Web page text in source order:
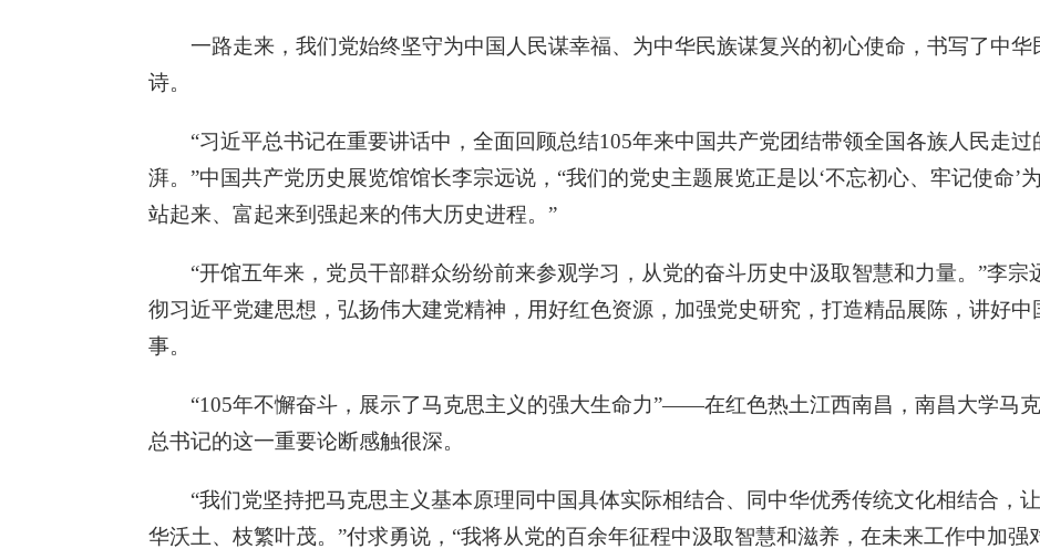
一路走来，我们党始终坚守为中国人民谋幸福、为中华民族谋复兴的初心使命，书写了中
诗。
“习近平总书记在重要讲话中，全面回顾总结105年来中国共产党团结带领全国各族人民走
湃。”中国共产党历史展览馆馆长李宗远说，“我们的党史主题展览正是以‘不忘初心、牢记使命’
站起来、富起来到强起来的伟大历史进程。”
“开馆五年来，党员干部群众纷纷前来参观学习，从党的奋斗历史中汲取智慧和力量。”李
彻习近平党建思想，弘扬伟大建党精神，用好红色资源，加强党史研究，打造精品展陈，讲好
事。
“105年不懈奋斗，展示了马克思主义的强大生命力”——在红色热土江西南昌，南昌大学马
总书记的这一重要论断感触很深。
“我们党坚持把马克思主义基本原理同中国具体实际相结合、同中华优秀传统文化相结合，
华沃土、枝繁叶茂。”付求勇说，“我将从党的百余年征程中汲取智慧和滋养，在未来工作中加